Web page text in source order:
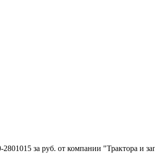
за руб. от компании "Трактора и